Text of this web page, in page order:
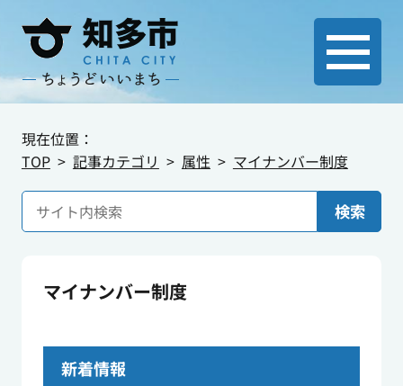
現在位置：
TOP
記事カテゴリ 属性 マイナンバー制度
検索
マイナンバー制度
新着情報